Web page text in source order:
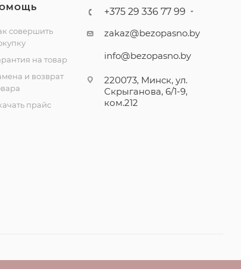
совершить
на товар
и возврат
прайс
+375 29 336 77 99
zakaz@bezopasno.by
info@bezopasno.by
220073, Минск, ул.
Скрыганова, 6/1-9,
ком.212